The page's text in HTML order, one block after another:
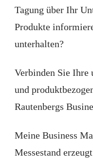
Tagung über Ihr
Produkte
unterhalten?
Verbinden Sie Ihre
und
Rautenbergs
Meine Business
Messestand